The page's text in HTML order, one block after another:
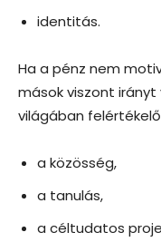
identitás.
Ha a pénz nem
mások viszont irányt
világában
a közösség,
a tanulás,
a céltudatos